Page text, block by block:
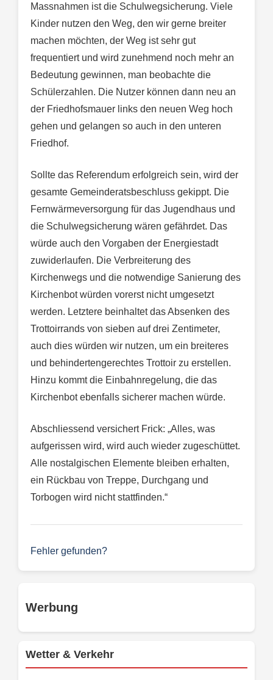
Massnahmen ist die Schulwegsicherung. Viele
Kinder nutzen den Weg, den wir gerne breiter
machen möchten, der Weg ist sehr gut
frequentiert und wird zunehmend noch mehr an
Bedeutung gewinnen, man beobachte die
Schülerzahlen. Die Nutzer können dann neu an
der Friedhofsmauer links den neuen Weg hoch
gehen und gelangen so auch in den unteren
Friedhof.
Sollte das Referendum erfolgreich sein, wird der
gesamte Gemeinderatsbeschluss gekippt. Die
Fernwärmeversorgung für das Jugendhaus und
die Schulwegsicherung wären gefährdet. Das
würde auch den Vorgaben der Energiestadt
zuwiderlaufen. Die Verbreiterung des
Kirchenwegs und die notwendige Sanierung des
Kirchenbot würden vorerst nicht umgesetzt
werden. Letztere beinhaltet das Absenken des
Trottoirrands von sieben auf drei Zentimeter,
auch dies würden wir nutzen, um ein breiteres
und behindertengerechtes Trottoir zu erstellen.
Hinzu kommt die Einbahnregelung, die das
Kirchenbot ebenfalls sicherer machen würde.
Abschliessend versichert Frick: „Alles, was
aufgerissen wird, wird auch wieder zugeschüttet.
Alle nostalgischen Elemente bleiben erhalten,
ein Rückbau von Treppe, Durchgang und
Torbogen wird nicht stattfinden.“
Fehler gefunden?
Werbung
Wetter & Verkehr